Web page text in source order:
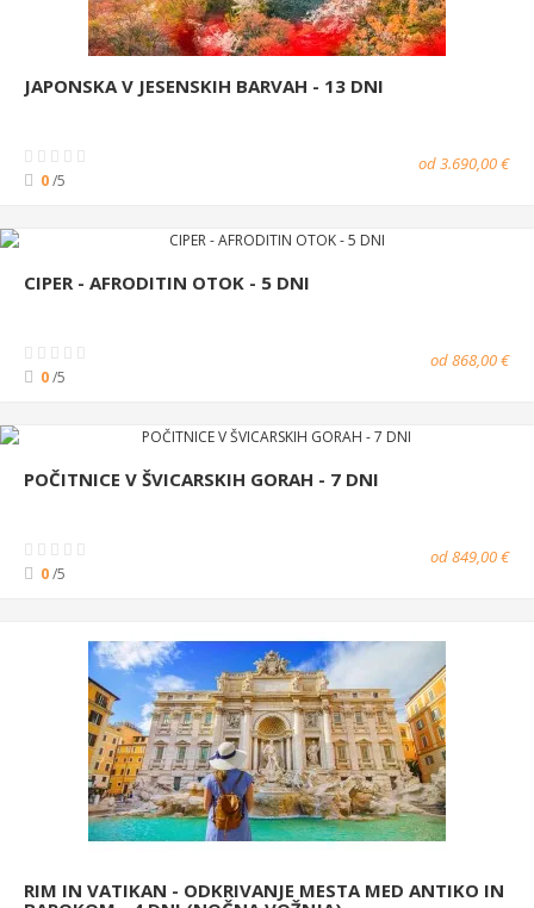
JAPONSKA V JESENSKIH BARVAH - 13 DNI
0/5
od 3.690,00 €
CIPER - AFRODITIN OTOK - 5 DNI
0/5
od 868,00 €
POČITNICE V ŠVICARSKIH GORAH - 7 DNI
0/5
od 849,00 €
RIM IN VATIKAN - ODKRIVANJE MESTA MED ANTIKO IN